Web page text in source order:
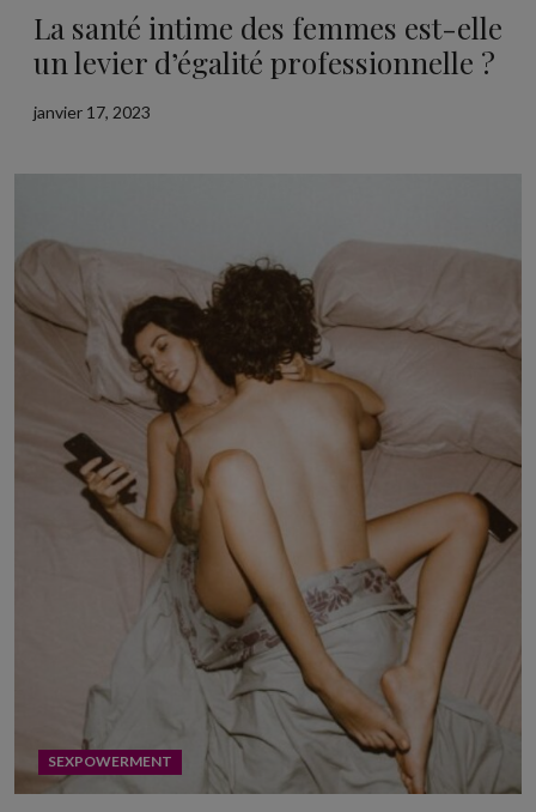
La santé intime des femmes est-elle
un levier d’égalité professionnelle ?
janvier 17, 2023
SEXPOWERMENT